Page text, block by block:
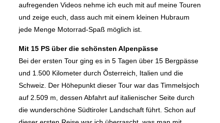
aufregenden Videos nehme ich euch mit auf meine Touren
und zeige euch, dass auch mit einem kleinen Hubraum
jede Menge Motorrad-Spaß möglich ist.
Mit 15 PS über die schönsten Alpenpässe
Bei der ersten Tour ging es in 5 Tagen über 15 Bergpässe
und 1.500 Kilometer durch Österreich, Italien und die
Schweiz. Der Höhepunkt dieser Tour war das Timmelsjoch
auf 2.509 m, dessen Abfahrt auf italienischer Seite durch
die wunderschöne Südtiroler Landschaft führt. Schon auf